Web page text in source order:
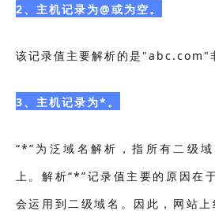
2、主机记录为@或为空。
该记录值主要解析的是"abc.com"
3、主机记录为*。
“*”为泛域名解析，指所有二级
上。解析“*”记录值主要的原因在
会运用到二级域名。因此，网站